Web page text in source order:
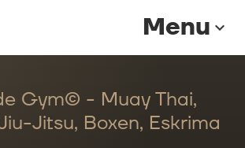
Menu expand_more
Gym© - Muay Thai,
Jitsu, Boxen, Eskrima